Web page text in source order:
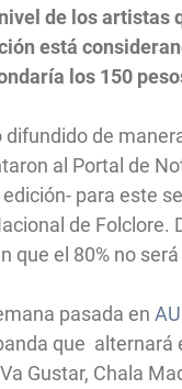
de los artistas
está
los 150
difundido de
al Portal de
para este
de
que el 80% no
pasada en
que
Gustar, Chala